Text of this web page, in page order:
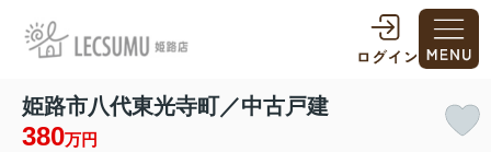
姫路市八代東光寺町／中古戸建
380万円